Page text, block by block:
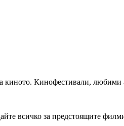
киното. Кинофестивали,
всичко за предстоящите